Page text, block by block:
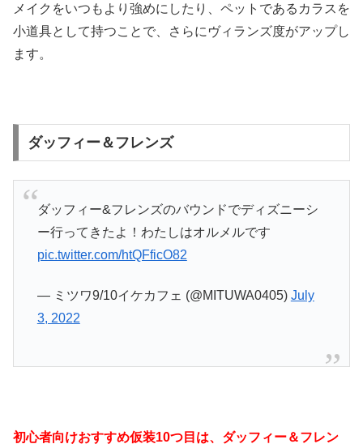
メイクをいつもより強めにしたり、ペットであるカラスを
小道具として持つことで、さらにヴィランズ度がアップし
ます。
ダッフィー＆フレンズ
ダッフィー&フレンズのバウンドでディズニーシ
ー行ってきたよ！わたしはオルメルです
pic.twitter.com/htQFficO82
— ミツワ9/10イケカフェ (@MITUWA0405) July
3, 2022
初心者向けおすすめ仮装10つ目は、ダッフィー＆フレン